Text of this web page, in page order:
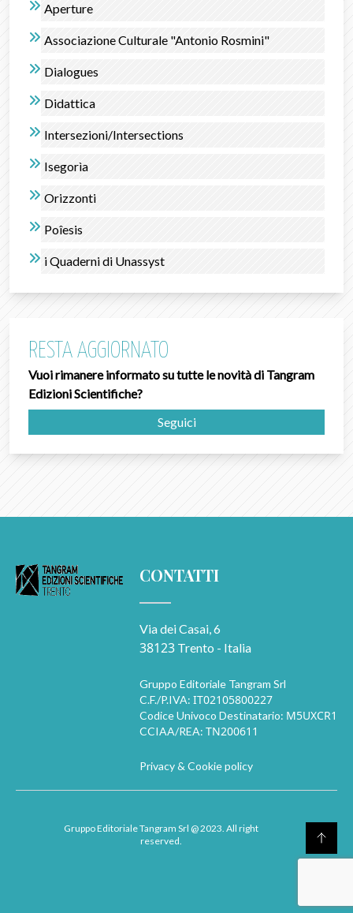
Aperture
Associazione Culturale "Antonio Rosmini"
Dialogues
Didattica
Intersezioni/Intersections
Isegorìa
Orizzonti
Poîesis
i Quaderni di Unassyst
RESTA AGGIORNATO
Vuoi rimanere informato su tutte le novità di Tangram
Edizioni Scientifiche?
Seguici
CONTATTI
Via dei Casai, 6
38123 Trento - Italia
Gruppo Editoriale Tangram Srl
C.F./P.IVA: IT02105800227
Codice Univoco Destinatario: M5UXCR1
CCIAA/REA: TN200611
Privacy & Cookie policy
Gruppo Editoriale Tangram Srl @ 2023. All right
reserved.